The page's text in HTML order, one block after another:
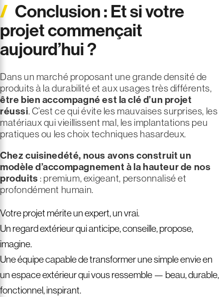
Conclusion : Et si votre
projet commençait
aujourd’hui ?
Dans un marché proposant une grande densité de
produits à la durabilité et aux usages très différents,
être bien accompagné est la clé d’un projet
réussi. C’est ce qui évite les mauvaises surprises, les
matériaux qui vieillissent mal, les implantations peu
pratiques ou les choix techniques hasardeux.
Chez cuisinedété, nous avons construit un
modèle d’accompagnement à la hauteur de nos
produits : premium, exigeant, personnalisé et
profondément humain.
Votre projet mérite un expert, un vrai.
Un regard extérieur qui anticipe, conseille, propose,
imagine.
Une équipe capable de transformer une simple envie en
un espace extérieur qui vous ressemble — beau, durable,
fonctionnel, inspirant.